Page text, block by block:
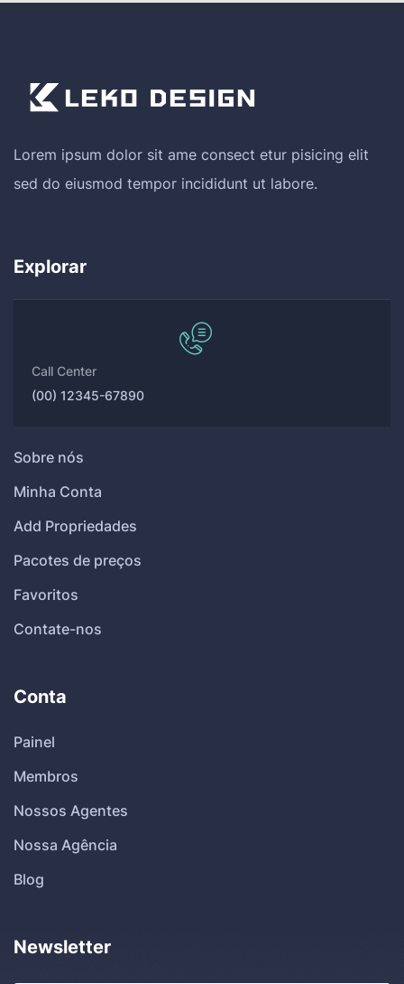
Lorem ipsum dolor sit ame consect etur pisicing elit
sed do eiusmod tempor incididunt ut labore.
Explorar
Call Center
(00) 12345-67890
Sobre nós
Minha Conta
Add Propriedades
Pacotes de preços
Favoritos
Contate-nos
Conta
Painel
Membros
Nossos Agentes
Nossa Agência
Blog
Newsletter